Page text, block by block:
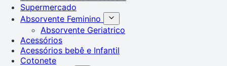
Supermercado
Absorvente Feminino
Absorvente Geriatrico
Acessórios
Acessórios bebê e Infantil
Cotonete